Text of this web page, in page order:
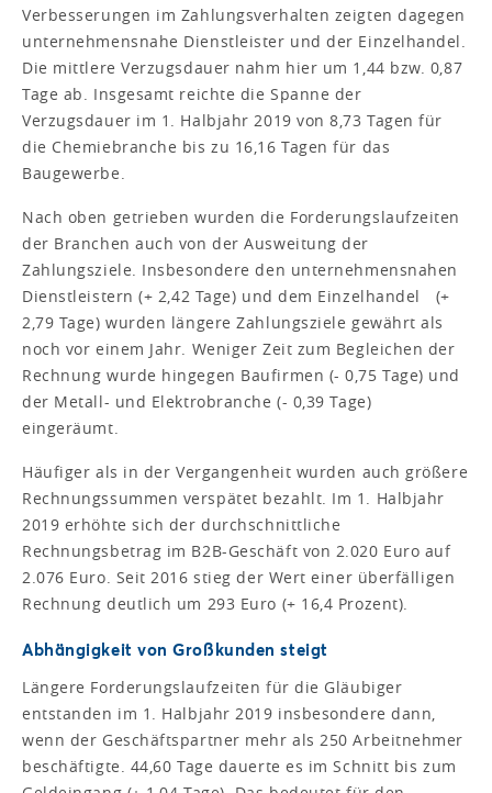
Verbesserungen im Zahlungsverhalten zeigten dagegen
unternehmensnahe Dienstleister und der Einzelhandel.
Die mittlere Verzugsdauer nahm hier um 1,44 bzw. 0,87
Tage ab. Insgesamt reichte die Spanne der
Verzugsdauer im 1. Halbjahr 2019 von 8,73 Tagen für
die Chemiebranche bis zu 16,16 Tagen für das
Baugewerbe.
Nach oben getrieben wurden die Forderungslaufzeiten
der Branchen auch von der Ausweitung der
Zahlungsziele. Insbesondere den unternehmensnahen
Dienstleistern (+ 2,42 Tage) und dem Einzelhandel (+
2,79 Tage) wurden längere Zahlungsziele gewährt als
noch vor einem Jahr. Weniger Zeit zum Begleichen der
Rechnung wurde hingegen Baufirmen (- 0,75 Tage) und
der Metall- und Elektrobranche (- 0,39 Tage)
eingeräumt.
Häufiger als in der Vergangenheit wurden auch größere
Rechnungssummen verspätet bezahlt. Im 1. Halbjahr
2019 erhöhte sich der durchschnittliche
Rechnungsbetrag im B2B-Geschäft von 2.020 Euro auf
2.076 Euro. Seit 2016 stieg der Wert einer überfälligen
Rechnung deutlich um 293 Euro (+ 16,4 Prozent).
Abhängigkeit von Großkunden steigt
Längere Forderungslaufzeiten für die Gläubiger
entstanden im 1. Halbjahr 2019 insbesondere dann,
wenn der Geschäftspartner mehr als 250 Arbeitnehmer
beschäftigte. 44,60 Tage dauerte es im Schnitt bis zum